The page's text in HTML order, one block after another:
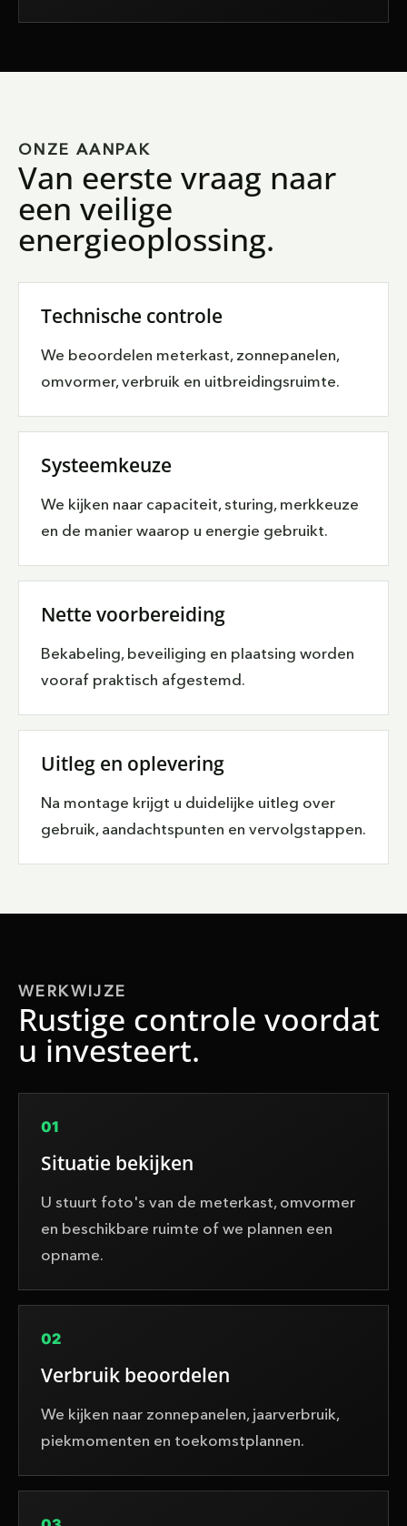
ONZE AANPAK
Van eerste vraag naar
een veilige
energieoplossing.
Technische controle
We beoordelen meterkast, zonnepanelen,
omvormer, verbruik en uitbreidingsruimte.
Systeemkeuze
We kijken naar capaciteit, sturing, merkkeuze
en de manier waarop u energie gebruikt.
Nette voorbereiding
Bekabeling, beveiliging en plaatsing worden
vooraf praktisch afgestemd.
Uitleg en oplevering
Na montage krijgt u duidelijke uitleg over
gebruik, aandachtspunten en vervolgstappen.
WERKWIJZE
Rustige controle voordat
u investeert.
01
Situatie bekijken
U stuurt foto's van de meterkast, omvormer
en beschikbare ruimte of we plannen een
opname.
02
Verbruik beoordelen
We kijken naar zonnepanelen, jaarverbruik,
piekmomenten en toekomstplannen.